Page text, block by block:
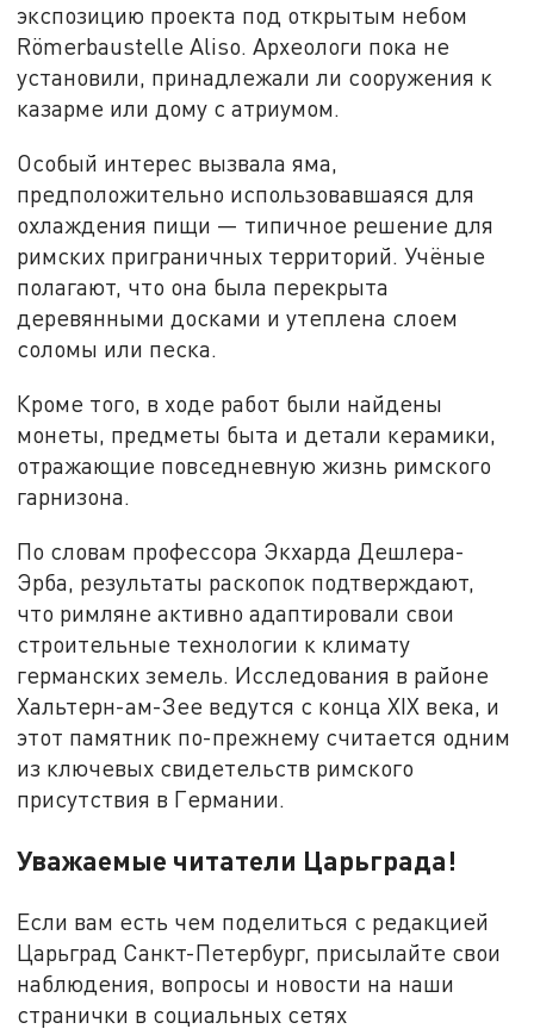
экспозицию проекта под открытым небом
Römerbaustelle Aliso. Археологи пока не
установили, принадлежали ли сооружения к
казарме или дому с атриумом.
Особый интерес вызвала яма,
предположительно использовавшаяся для
охлаждения пищи — типичное решение для
римских приграничных территорий. Учёные
полагают, что она была перекрыта
деревянными досками и утеплена слоем
соломы или песка.
Кроме того, в ходе работ были найдены
монеты, предметы быта и детали керамики,
отражающие повседневную жизнь римского
гарнизона.
По словам профессора Экхарда Дешлера-
Эрба, результаты раскопок подтверждают,
что римляне активно адаптировали свои
строительные технологии к климату
германских земель. Исследования в районе
Хальтерн-ам-Зее ведутся с конца XIX века, и
этот памятник по-прежнему считается одним
из ключевых свидетельств римского
присутствия в Германии.
Уважаемые читатели Царьграда!
Если вам есть чем поделиться с редакцией
Царьград Санкт-Петербург, присылайте свои
наблюдения, вопросы и новости на наши
странички в социальных сетях